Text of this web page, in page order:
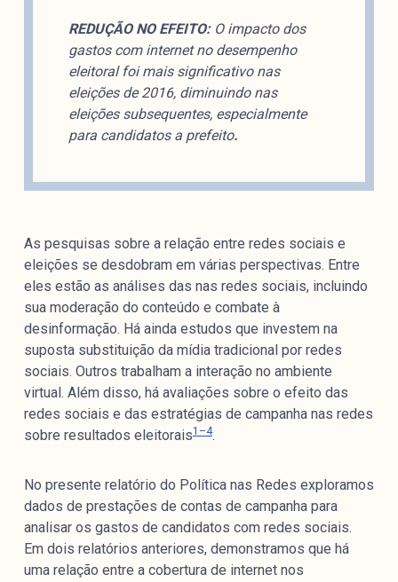
Manchetômetro não tem filiação com partidos ou grupos
econômicos.
Parceria
REDUÇÃO NO EFEITO: O impacto dos
gastos com internet no desempenho
eleitoral foi mais significativo nas
eleições de 2016, diminuindo nas
eleições subsequentes, especialmente
para candidatos a prefeito.
As pesquisas sobre a relação entre redes sociais e
eleições se desdobram em várias perspectivas. Entre
eles estão as análises das nas redes sociais, incluindo
sua moderação do conteúdo e combate à
desinformação. Há ainda estudos que investem na
suposta substituição da mídia tradicional por redes
sociais. Outros trabalham a interação no ambiente
virtual. Além disso, há avaliações sobre o efeito das
redes sociais e das estratégias de campanha nas redes
sobre resultados eleitorais1–4.
No presente relatório do Política nas Redes exploramos
dados de prestações de contas de campanha para
analisar os gastos de candidatos com redes sociais.
Em dois relatórios anteriores, demonstramos que há
uma relação entre a cobertura de internet nos